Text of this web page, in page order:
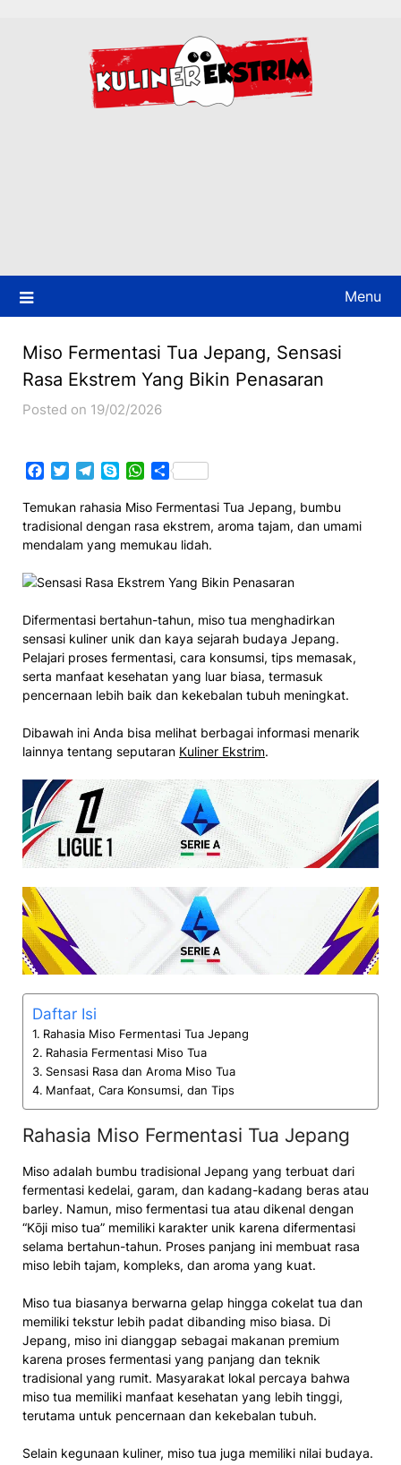
Menu
Miso Fermentasi Tua Jepang, Sensasi
Rasa Ekstrem Yang Bikin Penasaran
Posted on 19/02/2026
Facebook
TwitterTelegram
SkypeWhatsApp
Share
Temukan rahasia Miso Fermentasi Tua Jepang, bumbu
tradisional dengan rasa ekstrem, aroma tajam, dan umami
mendalam yang memukau lidah.
Difermentasi bertahun-tahun, miso tua menghadirkan
sensasi kuliner unik dan kaya sejarah budaya Jepang.
Pelajari proses fermentasi, cara konsumsi, tips memasak,
serta manfaat kesehatan yang luar biasa, termasuk
pencernaan lebih baik dan kekebalan tubuh meningkat.
Dibawah ini Anda bisa melihat berbagai informasi menarik
lainnya tentang seputaran Kuliner Ekstrim.
Daftar Isi
Rahasia Miso Fermentasi Tua Jepang
Rahasia Fermentasi Miso Tua
Sensasi Rasa dan Aroma Miso Tua
Manfaat, Cara Konsumsi, dan Tips
Rahasia Miso Fermentasi Tua Jepang
Miso adalah bumbu tradisional Jepang yang terbuat dari
fermentasi kedelai, garam, dan kadang-kadang beras atau
barley. Namun, miso fermentasi tua atau dikenal dengan
“Kōji miso tua” memiliki karakter unik karena difermentasi
selama bertahun-tahun. Proses panjang ini membuat rasa
miso lebih tajam, kompleks, dan aroma yang kuat.
Miso tua biasanya berwarna gelap hingga cokelat tua dan
memiliki tekstur lebih padat dibanding miso biasa. Di
Jepang, miso ini dianggap sebagai makanan premium
karena proses fermentasi yang panjang dan teknik
tradisional yang rumit. Masyarakat lokal percaya bahwa
miso tua memiliki manfaat kesehatan yang lebih tinggi,
terutama untuk pencernaan dan kekebalan tubuh.
Selain kegunaan kuliner, miso tua juga memiliki nilai budaya.